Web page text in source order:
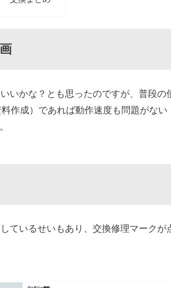
いかな？とも思ったのですが、普段の
作成）であれば動作速度も問題がない
ているせいもあり、交換修理マークが